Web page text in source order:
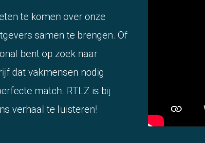
te komen over onze
samen te brengen. Of
bent op zoek naar
dat vakmensen nodig
match. RTLZ is bij
verhaal te luisteren!